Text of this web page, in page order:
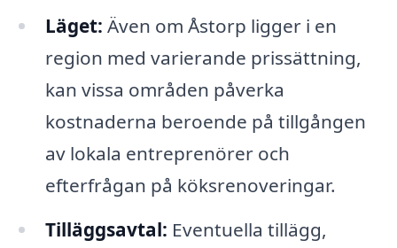
Läget: Även om Åstorp ligger i en
region med varierande prissättning,
kan vissa områden påverka
kostnaderna beroende på tillgången
av lokala entreprenörer och
efterfrågan på köksrenoveringar.
Tilläggsavtal: Eventuella tillägg,